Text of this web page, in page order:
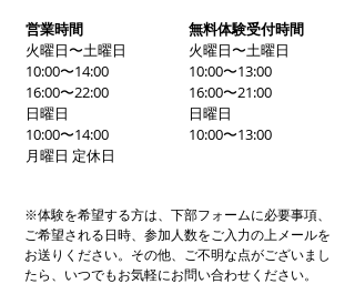
営業時間
火曜日〜土曜日
10:00〜14:00
16:00〜22:00
日曜日
10:00〜14:00
月曜日 定休日
無料体験受付時間
火曜日〜土曜日
10:00〜13:00
16:00〜21:00
日曜日
10:00〜13:00
※体験を希望する方は、下部フォームに必要事項、
ご希望される日時、参加人数をご入力の上メールを
お送りください。その他、ご不明な点がございまし
たら、いつでもお気軽にお問い合わせください。